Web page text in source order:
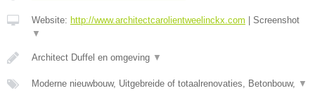
Website: http://www.architectcarolientweelinckx.com
Screenshot
▼
Architect Duffel en omgeving ▼
Moderne nieuwbouw, Uitgebreide of totaalrenovaties, Betonbouw, ▼